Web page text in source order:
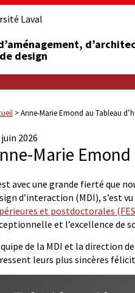
Laval
design
>Anne-Marie Emond au Tableau
2026
Marie Emond
avec une grande fierté que
d’interaction (MDI), s’est
et postdoctorales
et l’excellence de
de la MDI et la direction
leurs plus sincères